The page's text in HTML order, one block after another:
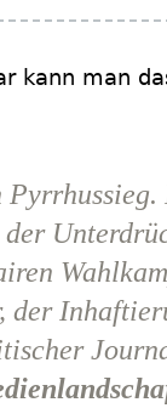
kann man
Pyrrhussieg.
der